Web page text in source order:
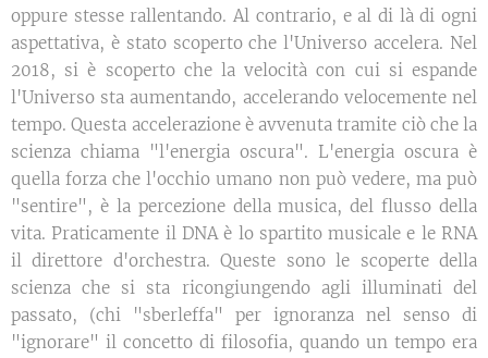
oppure stesse rallentando. Al contrario, e al di là di ogni
aspettativa, è stato scoperto che l'Universo accelera. Nel
2018, si è scoperto che la velocità con cui si espande
l'Universo sta aumentando, accelerando velocemente nel
tempo. Questa accelerazione è avvenuta tramite ciò che la
scienza chiama "l'energia oscura". L'energia oscura è
quella forza che l'occhio umano non può vedere, ma può
"sentire", è la percezione della musica, del flusso della
vita. Praticamente il DNA è lo spartito musicale e le RNA
il direttore d'orchestra. Queste sono le scoperte della
scienza che si sta ricongiungendo agli illuminati del
passato, (chi "sberleffa" per ignoranza nel senso di
"ignorare" il concetto di filosofia, quando un tempo era